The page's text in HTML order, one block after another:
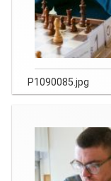
P1090085.jpg